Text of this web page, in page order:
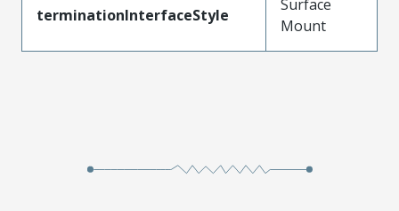
terminationInterfaceStyle
Surface
Mount